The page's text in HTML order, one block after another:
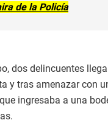
de la Policía
dos delincuentes
y tras amenazar con
ingresaba a una